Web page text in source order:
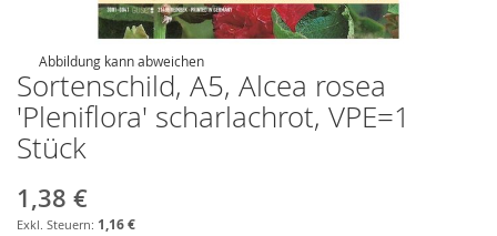
Abbildung kann abweichen
Sortenschild, A5, Alcea rosea
'Pleniflora' scharlachrot, VPE=1
Stück
1,38 €
1,16 €